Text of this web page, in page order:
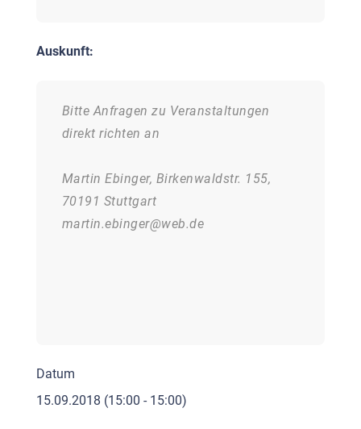
Auskunft:
Bitte Anfragen zu Veranstaltungen
direkt richten an
Martin Ebinger, Birkenwaldstr. 155,
70191 Stuttgart
martin.ebinger@web.de
Datum
15.09.2018 (15:00 - 15:00)